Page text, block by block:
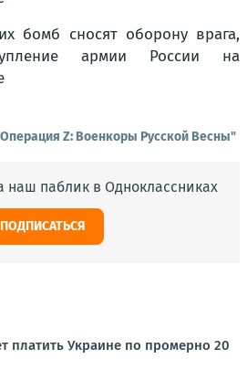
Z: Военкоры Русской Весны"
наш паблик в Одноклассниках
ПОДПИСАТЬСЯ
платить Украине по промерно 20